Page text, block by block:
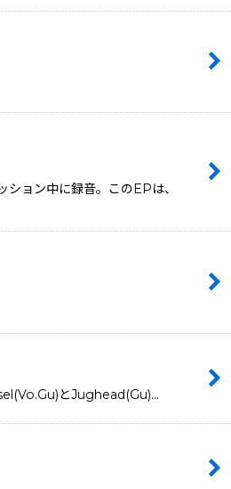
ョン中に録音。このEPは、
とJughead(Gu)…